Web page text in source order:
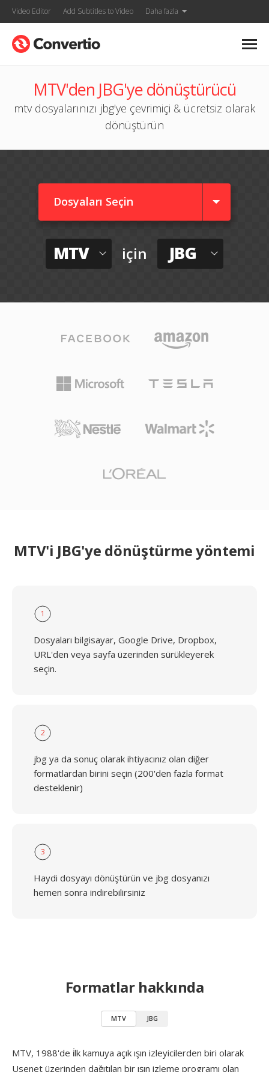
Video Editor Add Subtitles to Video Daha fazla
MTV'den JBG'ye dönüştürücü
mtv dosyalarınızı jbg'ye çevrimiçi & ücretsiz olarak
dönüştürün
Dosyaları Seçin
MTV için JBG
MTV'i JBG'ye dönüştürme yöntemi
1
Dosyaları bilgisayar, Google Drive, Dropbox,
URL'den veya sayfa üzerinden sürükleyerek
seçin.
2
jbg ya da sonuç olarak ihtiyacınız olan diğer
formatlardan birini seçin (200'den fazla format
desteklenir)
3
Haydi dosyayı dönüştürün ve jbg dosyanızı
hemen sonra indirebilirsiniz
Formatlar hakkında
MTV JBG
MTV, 1988'de i̇lk kamuya açık ışın izleyicilerden biri olarak
Usenet üzerinden dağıtılan bir ışın izleme programı olan